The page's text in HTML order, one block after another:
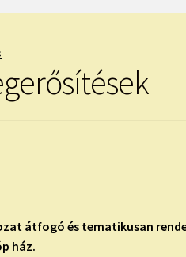
átfogó és tematikusan
ház.